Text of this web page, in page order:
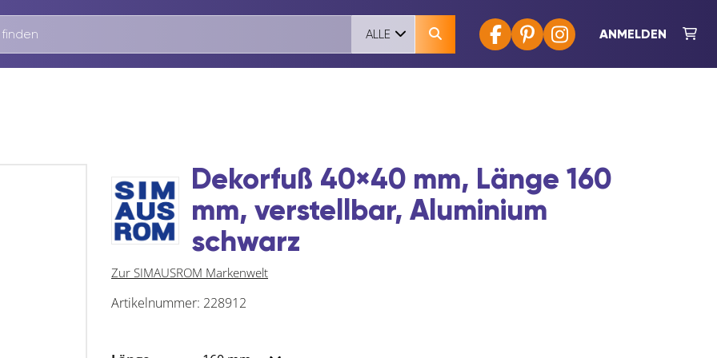
ANMELDEN
ALLE
Dekorfuß 40×40 mm, Länge 160
mm, verstellbar, Aluminium
schwarz
Zur SIMAUSROM Markenwelt
Artikelnummer: 228912